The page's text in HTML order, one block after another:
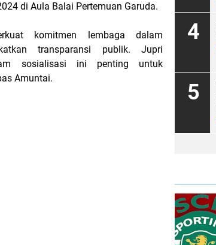
di Aula Balai Pertemuan Garuda.
komitmen lembaga dalam
transparansi publik. Jupri
sosialisasi ini penting untuk
Amuntai.